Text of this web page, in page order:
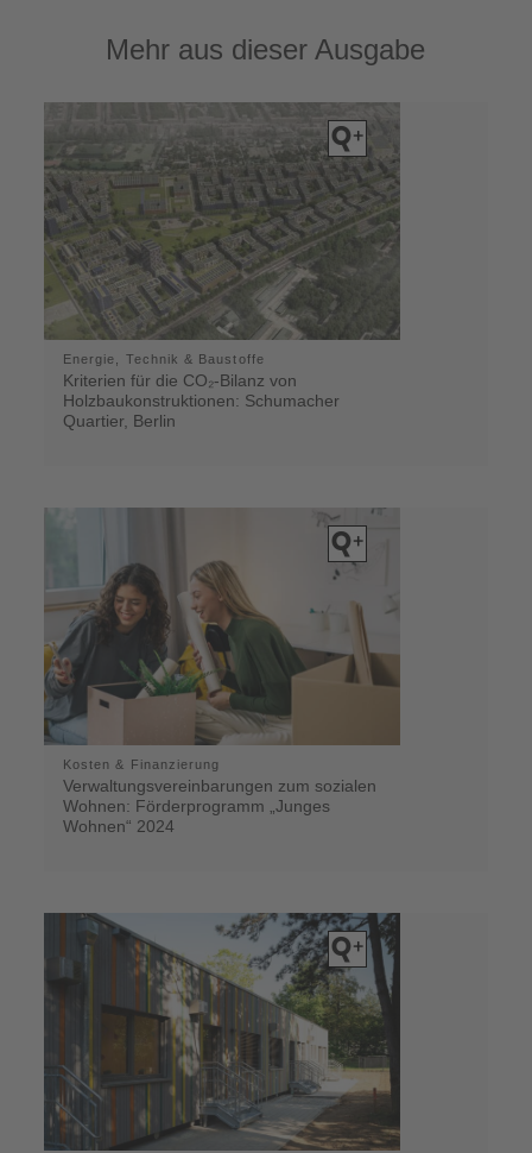
Mehr aus dieser Ausgabe
Energie, Technik & Baustoffe
Kriterien für die CO₂-Bilanz von
Holzbaukonstruktionen: Schumacher
Quartier, Berlin
Kosten & Finanzierung
Verwaltungsvereinbarungen zum sozialen
Wohnen: Förderprogramm „Junges
Wohnen“ 2024